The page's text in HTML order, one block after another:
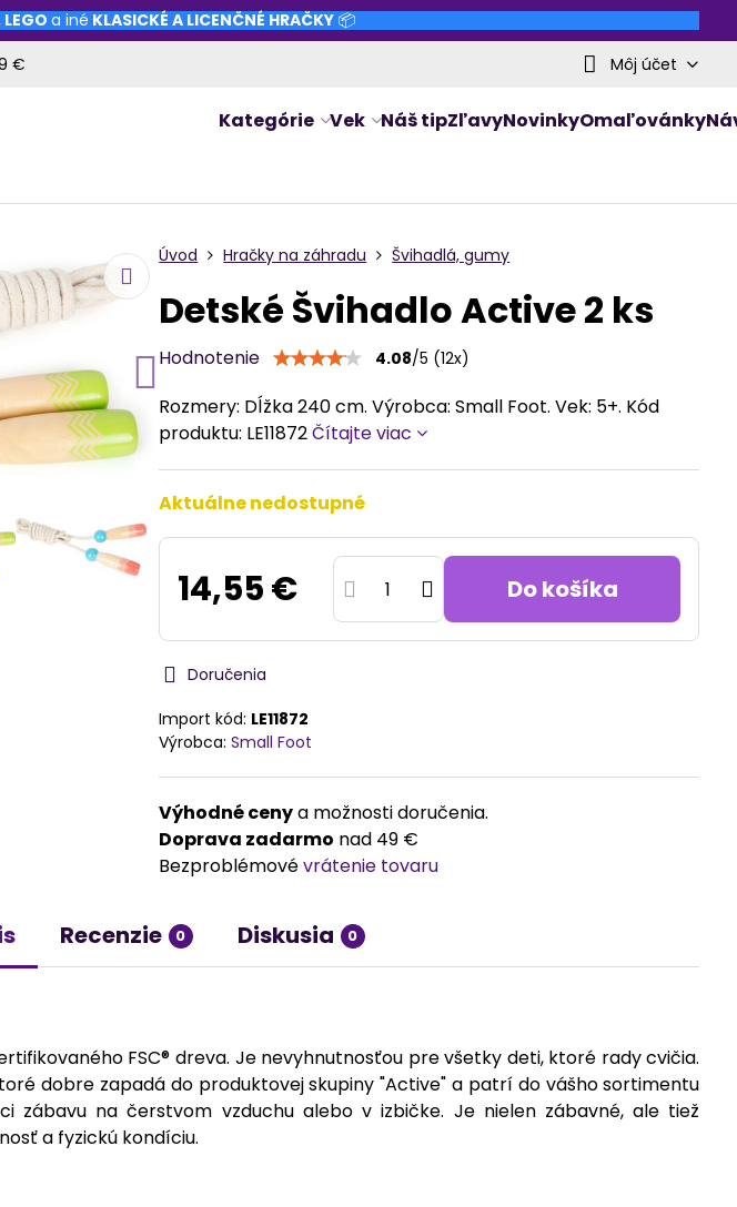
LEGO a iné KLASICKÉ A LICENČNÉ HRAČKY📦
€ Môj účet
Kategórie Vek Náš tipZľavyNovinkyOmaľovánky
Úvod Hračky na záhradu Švihadlá, gumy
Detské Švihadlo Active 2 ks
Hodnotenie 4.08/5 (12x)
Rozmery: Dĺžka 240 cm. Výrobca: Small Foot. Vek: 5+. Kód
produktu: LE11872Čítajte viac
Aktuálne nedostupné
14,55 € Do košíka
Doručenia
Import kód: LE11872
Výrobca:Small Foot
Výhodné cenya možnosti doručenia.
Doprava zadarmo nad 49 €
Bezproblémovévrátenie tovaru
Recenzie 0 Diskusia 0
FSC® dreva. Je nevyhnutnosťou pre všetky deti, ktoré rady cvičia.
dobre zapadá do produktovej skupiny "Active" a patrí do vášho sortimentu
zábavu na čerstvom vzduchu alebo v izbičke. Je nielen zábavné, ale tiež
a fyzickú kondíciu.